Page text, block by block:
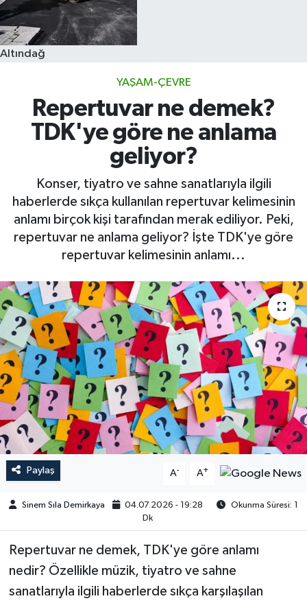
Altındağ
YAŞAM-ÇEVRE
Repertuvar ne demek?
TDK'ye göre ne anlama
geliyor?
Konser, tiyatro ve sahne sanatlarıyla ilgili
haberlerde sıkça kullanılan repertuvar kelimesinin
anlamı birçok kişi tarafından merak ediliyor. Peki,
repertuvar ne anlama geliyor? İşte TDK'ye göre
repertuvar kelimesinin anlamı...
Paylaş A- A+
Sinem Sıla Demirkaya 04.07.2026 - 19:28
Okunma Süresi: 1
Dk
Repertuvar ne demek, TDK'ye göre anlamı
nedir? Özellikle müzik, tiyatro ve sahne
sanatlarıyla ilgili haberlerde sıkça karşılaşılan